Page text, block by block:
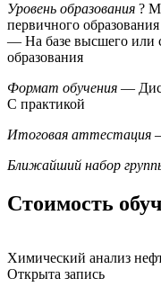
Уровень образования ?
первичного
— На базе высшего или
образования
Формат обучения —
С практикой
Итоговая аттестация
Ближайший набор
Стоимость
Химический анализ
Открыта запись